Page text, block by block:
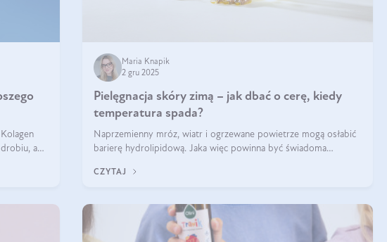
a
Maria Knapik
2 gru 2025
Pielęgnacja skóry zimą – jak dbać o cerę, kiedy
temperatura spada?
Naprzemienny mróz, wiatr i ogrzewane powietrze mogą osłabić
barierę hydrolipidową. Jaka więc powinna być świadoma
CZYTAJ